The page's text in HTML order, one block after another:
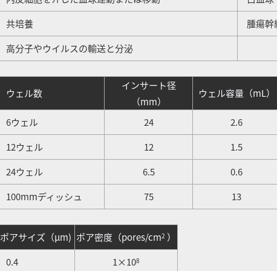
共培養
腫瘍幹
高分子やウイルスの輸送と分泌
ウェル数
インサート径
（mm）
ウェル容量（mL）
6ウェル 24
2.6
12ウェル
12
1.5
24ウェル
6.5
0.6
100mmディッシュ
75 13
ポアサイズ（μm) ポア密度（pores/cm2 ）
0.4
1×108